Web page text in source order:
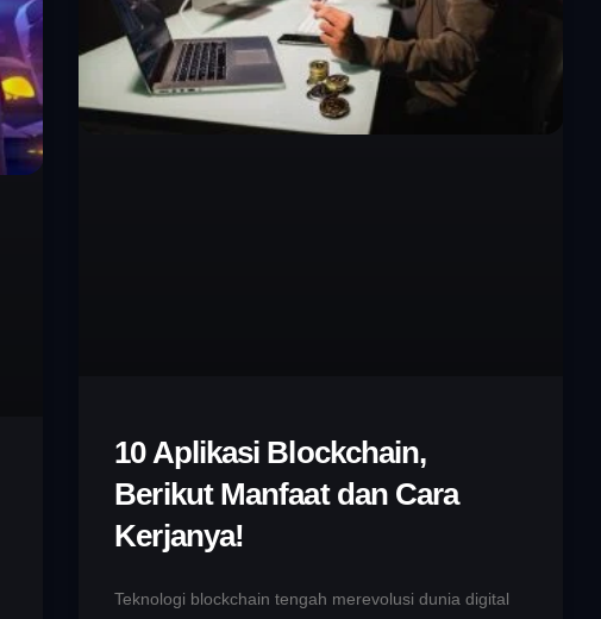
10 Aplikasi Blockchain,
Berikut Manfaat dan Cara
Kerjanya!
Teknologi blockchain tengah merevolusi dunia digital